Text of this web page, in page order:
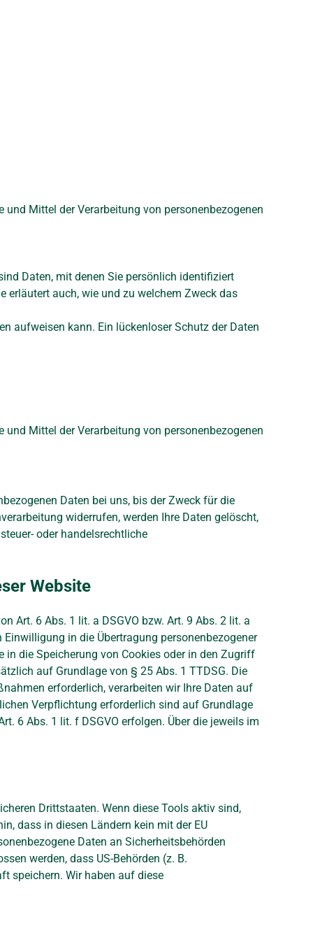
Mittel der Verarbeitung von personenbezogenen
Daten, mit denen Sie persönlich identifiziert
erläutert auch, wie und zu welchem Zweck das
aufweisen kann. Ein lückenloser Schutz der Daten
Mittel der Verarbeitung von personenbezogenen
Daten bei uns, bis der Zweck für die
widerrufen, werden Ihre Daten gelöscht,
oder handelsrechtliche
Website
Art. 6 Abs. 1 lit. a DSGVO bzw. Art. 9 Abs. 2 lit. a
in die Übertragung personenbezogener
in die Speicherung von Cookies oder in den Zugriff
auf Grundlage von § 25 Abs. 1 TTDSG. Die
erforderlich, verarbeiten wir Ihre Daten auf
Verpflichtung erforderlich sind auf Grundlage
6 Abs. 1 lit. f DSGVO erfolgen. Über die jeweils im
Drittstaaten. Wenn diese Tools aktiv sind,
dass in diesen Ländern kein mit der EU
Daten an Sicherheitsbehörden
werden, dass US-Behörden (z. B.
speichern. Wir haben auf diese